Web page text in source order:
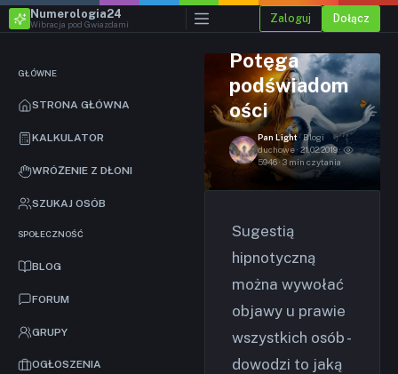
GŁÓWNE
STRONA GŁÓWNA
KALKULATOR
WRÓŻENIE Z DŁONI
SZUKAJ OSÓB
SPOŁECZNOŚĆ
BLOG
FORUM
GRUPY
OGŁOSZENIA
Numerologia24
Wibracja pod Gwiazdami Zaloguj Dołącz
Potęga
podświadom
ości
Pan Light· Blogi
duchowe · 21.02.2019 ·
5946 · 3 min czytania
Sugestią
hipnotyczną
można wywołać
objawy u prawie
wszystkich osób -
dowodzi to jaką